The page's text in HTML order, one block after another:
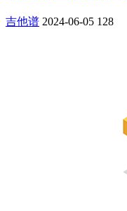
吉他谱 2024-06-05 128